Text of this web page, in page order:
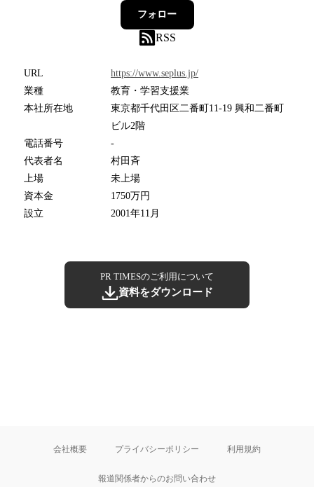
フォロー
RSS
URL
https://www.seplus.jp/
業種
教育・学習支援業
本社所在地
東京都千代田区二番町11-19 興和二番町
ビル2階
電話番号
-
代表者名
村田斉
上場
未上場
資本金
1750万円
設立
2001年11月
PR TIMESのご利用について
資料をダウンロード
会社概要 プライバシーポリシー 利用規約
報道関係者からのお問い合わせ